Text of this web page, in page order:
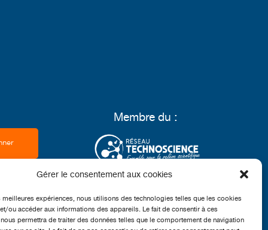
Gérer le consentement aux cookies
meilleures expériences, nous utilisons des technologies telles que les cookies
ou accéder aux informations des appareils. Le fait de consentir à ces
permettra de traiter des données telles que le comportement de navigation
Membre du :
Grand partenaire :